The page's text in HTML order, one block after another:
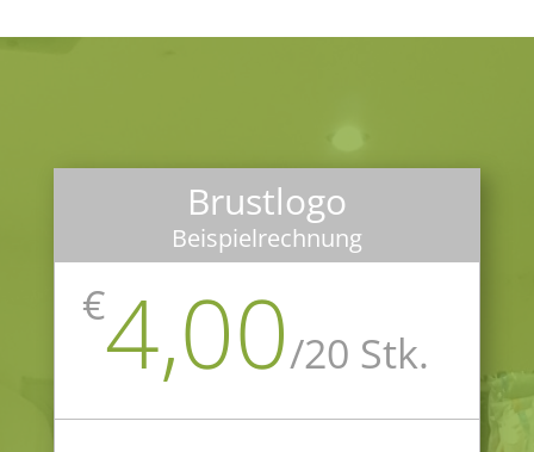
Brustlogo
Beispielrechnung
€4,00/20 Stk.